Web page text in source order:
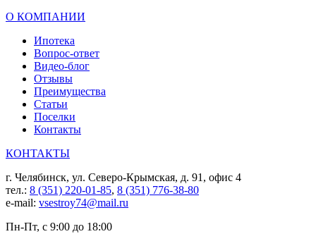
О КОМПАНИИ
Ипотека
Вопрос-ответ
Видео-блог
Отзывы
Преимущества
Статьи
Поселки
Контакты
КОНТАКТЫ
г. Челябинск, ул. Северо-Крымская, д. 91, офис 4
тел.: 8 (351) 220-01-85, 8 (351) 776-38-80
e-mail: vsestroy74@mail.ru
Пн-Пт, с 9:00 до 18:00